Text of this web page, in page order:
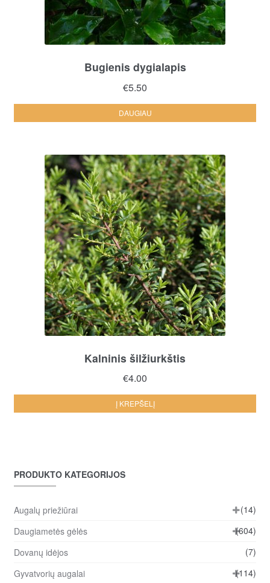
Bugienis dygialapis
€5.50
DAUGIAU
Kalninis šilžiurkštis
€4.00
Į KREPŠELĮ
PRODUKTO KATEGORIJOS
Augalų priežiūrai
(14)
Daugiametės gėlės
(604)
Dovanų idėjos
(7)
Gyvatvorių augalai
(114)